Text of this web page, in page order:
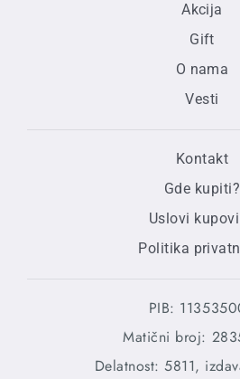
Akcija
Gift
O nama
Vesti
Kontakt
Gde kupiti?
Uslovi
Politika
PIB:
Matični broj:
Delatnost: 5811,